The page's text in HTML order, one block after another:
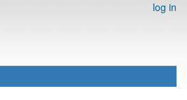
log in